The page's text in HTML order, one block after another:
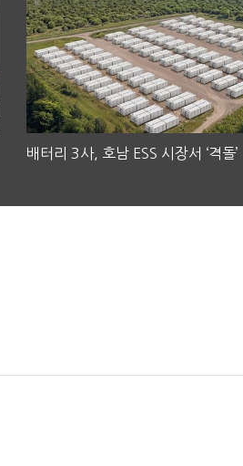
배터리 3사, 호남 ESS 시장서 ‘격돌’